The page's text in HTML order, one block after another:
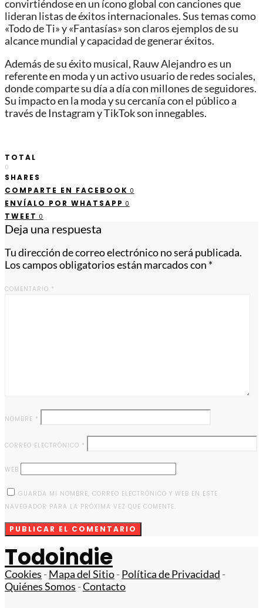
convirtiéndose en un ícono global con canciones que
lideran listas de éxitos internacionales. Sus temas como
«Todo de Ti» y «Fantasías» son claros ejemplos de su
alcance mundial y capacidad de generar éxitos.
Además de su éxito musical, Rauw Alejandro es un
referente en moda y un activo usuario de redes sociales,
donde comparte su día a día con millones de seguidores.
Su impacto en la moda y su cercanía con el público a
través de Instagram y TikTok son innegables.
TOTAL
0
SHARES
COMPARTE EN FACEBOOK 0
ENVÍALO POR WHATSAPP 0
TWEET 0
Deja una respuesta
Tu dirección de correo electrónico no será publicada.
Los campos obligatorios están marcados con *
COMENTARIO *
NOMBRE *
CORREO ELECTRÓNICO *
WEB
GUARDA MI NOMBRE, CORREO ELECTRÓNICO Y WEB EN ESTE
NAVEGADOR PARA LA PRÓXIMA VEZ QUE COMENTE.
Todoindie
Cookies -Mapa del Sitio-Política de Privacidad -
Quiénes Somos -Contacto